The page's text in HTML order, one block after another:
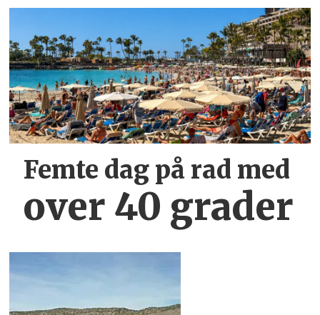
Femte dag på rad med
over 40 grader